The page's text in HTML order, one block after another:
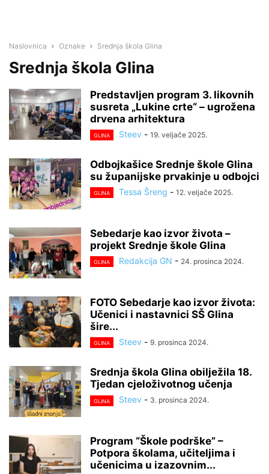
Naslovnica Oznake Srednja škola Glina
Srednja škola Glina
Predstavljen program 3. likovnih
susreta „Lukine crte“ – ugrožena
drvena arhitektura
GLINA Steev - 19. veljače 2025.
Odbojkašice Srednje škole Glina
su županijske prvakinje u odbojci
GLINA Tessa Šreng - 12. veljače 2025.
Sebedarje kao izvor života –
projekt Srednje škole Glina
GLINA Redakcija GN - 24. prosinca 2024.
FOTO Sebedarje kao izvor života:
Učenici i nastavnici SŠ Glina
šire...
GLINA Steev - 9. prosinca 2024.
Srednja škola Glina obilježila 18.
Tjedan cjeloživotnog učenja
GLINA Steev - 3. prosinca 2024.
Program “Škole podrške” –
Potpora školama, učiteljima i
učenicima u izazovnim...